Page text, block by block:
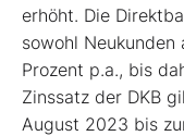
erhöht. Die
sowohl Neukunden
Prozent p.a., bis
Zinssatz der DKB
August 2023 bis